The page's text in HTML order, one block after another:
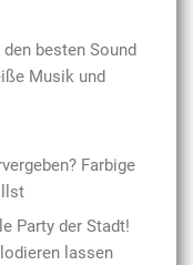
besten Sound
Musik und
Farbige
Party der Stadt!
lassen